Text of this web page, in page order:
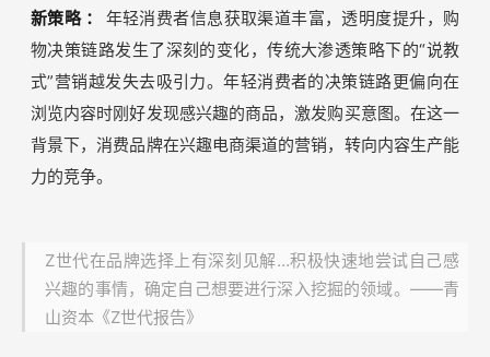
图文、短视频媒体平台，用户画像有显著特征：年轻人比例
高、增长快，与传统渠道的人群重合率低。从各平台的数据
来看：抖音电商中80/90后年轻用户占绝对优势，95后增速
最高；小红书活跃用户分布中，18-24岁的年轻人也占据最
大份额。对于品牌方而言，这些新客群无疑是需要下功夫把
握的增量生意机会。
新策略：年轻消费者信息获取渠道丰富，透明度提升，购